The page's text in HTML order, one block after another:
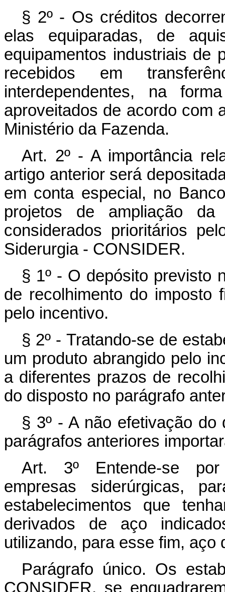
§ 2º - Os créditos
elas equiparadas, de
equipamentos industriais de
recebidos em
interdependentes, na
aproveitados de acordo com
Ministério da Fazenda.
Art. 2º - A importância
artigo anterior será
em conta especial, no
projetos de ampliação
considerados prioritários
Siderurgia - CONSIDER.
§ 1º - O depósito previsto
de recolhimento do imposto
pelo incentivo.
§ 2º - Tratando-se de
um produto abrangido pelo
a diferentes prazos de
do disposto no parágrafo
§ 3º - A não efetivação
parágrafos anteriores
Art. 3º Entende-se por
empresas siderúrgicas,
estabelecimentos que
derivados de aço
utilizando, para esse fim, aço
Parágrafo único. Os
CONSIDER, se